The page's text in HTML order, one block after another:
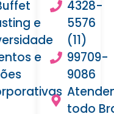
e
e
4328-
5576
(11)
99709-
9086
todo